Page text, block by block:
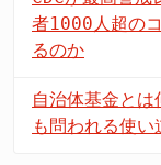
者1000人超の
るのか
自治体基金と
も問われる使い